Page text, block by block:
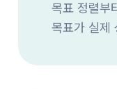
목표 정렬부
목표가 실제